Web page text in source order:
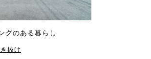
グのある暮らし
抜け